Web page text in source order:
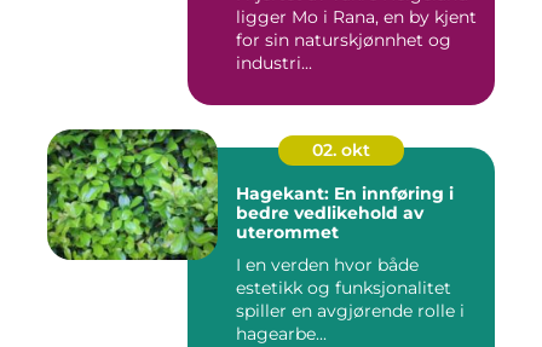
ligger Mo i Rana, en by kjent
for sin naturskjønnhet og
industri...
02. okt
Hagekant: En innføring i
bedre vedlikehold av
uterommet
I en verden hvor både
estetikk og funksjonalitet
spiller en avgjørende rolle i
hagearbe...